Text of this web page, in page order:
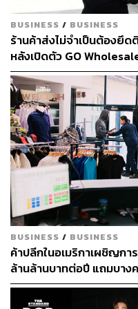
BUSINESS / BUSINESS
ร้านค้าส่งไม่จำเป็นต้องยึด
หลังเปิดตัว GO
นี้ทุกๆ จังหวัดจะเปิด 1 สาขา
BUSINESS / BUSINESS
ค้าปลีกในอเมริกาเผชิญกา
ล้านล้านบาทต่อปี แถมบา
ไม่กลัวตำรวจ